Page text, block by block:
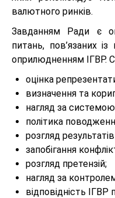
валютного ринків.
Завданням Ради є
питань, пов’язаних
оприлюдненням ІГВР.
оцінка
визначення та
нагляд за
політика
розгляд
запобігання
розгляд претензій;
нагляд за
відповідність ІГВР